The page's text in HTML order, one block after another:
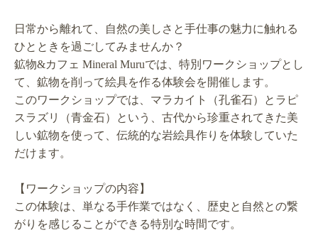
日常から離れて、自然の美しさと手仕事の魅力に触れる
ひとときを過ごしてみませんか？
鉱物&カフェ Mineral Muruでは、特別ワークショップとし
て、鉱物を削って絵具を作る体験会を開催します。
このワークショップでは、マラカイト（孔雀石）とラピ
スラズリ（青金石）という、古代から珍重されてきた美
しい鉱物を使って、伝統的な岩絵具作りを体験していた
だけます。
【ワークショップの内容】
この体験は、単なる手作業ではなく、歴史と自然との繋
がりを感じることができる特別な時間です。